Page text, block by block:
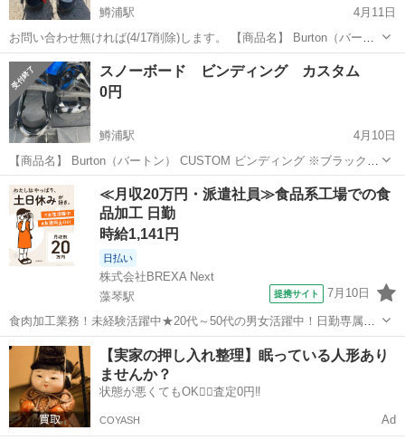
鱒浦駅
4月11日
お問い合わせ無ければ(4/17削除)します。 【商品名】 Burton（バート
ン） RULER ASIAN FIT スノーボードブーツ サイズ：US 11 / JPN
29cm 【状態】 ・全体的に使用感あり ・外側の生地...
北海道 網走市 鱒浦駅 スノーボード Burton
スノーボード ビンディング カスタム
0円
鱒浦駅
4月10日
【商品名】 Burton（バートン） CUSTOM ビンディング ※ブラックモ
デル／扱いやすい定番シリーズ サイズ Large 【状態】 ・全体的に使用
感あり ・ストラップ・ラチェット動作は問題なし ・ハイバックにス
レ、小キ...
北海道 網走市 鱒浦駅 スノーボード Burton
≪月収20万円・派遣社員≫食品系工場での食
品加工 日勤
時給1,141円
日払い
株式会社BREXA Next
藻琴駅
提携サイト 7月10日
食肉加工業務！未経験活躍中★20代～50代の男女活躍中！日勤専属＆
土日休み◎日払い制度の利用OK！マイカー通勤可！無料駐車場完備
★《北海道網走市》 人気の工場のお仕事 ◇食肉の加工作業◇ ○豚肉の
整形、除骨作業に従事 ・...
北海道 網走市 藻琴駅 その他
【実家の押し入れ整理】眠っている人形あり
ませんか？
状態が悪くてもOK🙆‍♀️査定0円‼️
COYASH Ad